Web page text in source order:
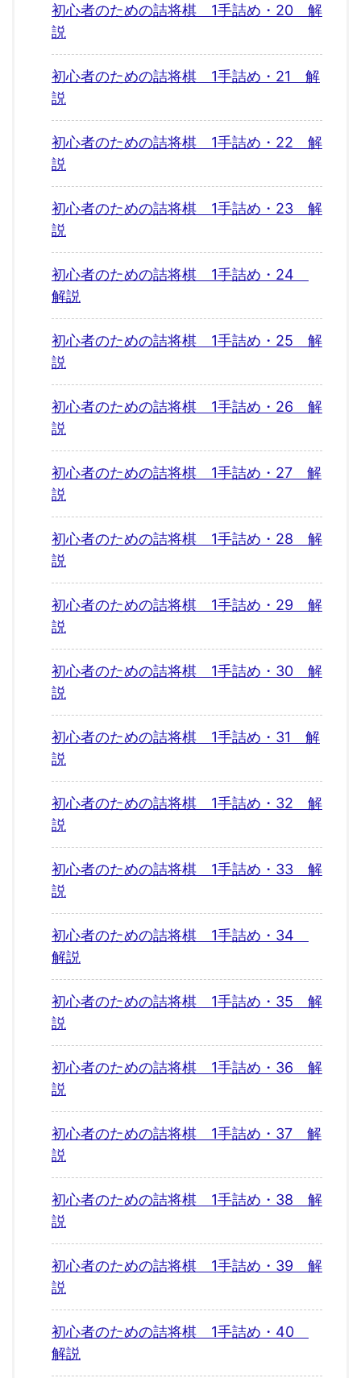
初心者のための詰将棋 1手詰め・20 解
説
初心者のための詰将棋 1手詰め・21 解
説
初心者のための詰将棋 1手詰め・22 解
説
初心者のための詰将棋 1手詰め・23 解
説
初心者のための詰将棋 1手詰め・24
解説
初心者のための詰将棋 1手詰め・25 解
説
初心者のための詰将棋 1手詰め・26 解
説
初心者のための詰将棋 1手詰め・27 解
説
初心者のための詰将棋 1手詰め・28 解
説
初心者のための詰将棋 1手詰め・29 解
説
初心者のための詰将棋 1手詰め・30 解
説
初心者のための詰将棋 1手詰め・31 解
説
初心者のための詰将棋 1手詰め・32 解
説
初心者のための詰将棋 1手詰め・33 解
説
初心者のための詰将棋 1手詰め・34
解説
初心者のための詰将棋 1手詰め・35 解
説
初心者のための詰将棋 1手詰め・36 解
説
初心者のための詰将棋 1手詰め・37 解
説
初心者のための詰将棋 1手詰め・38 解
説
初心者のための詰将棋 1手詰め・39 解
説
初心者のための詰将棋 1手詰め・40
解説